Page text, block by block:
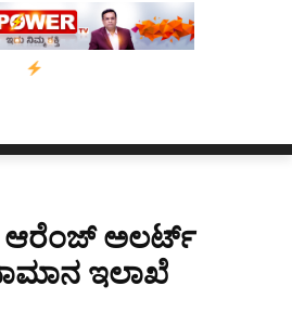
ಸಿಂಗ್ ಅವರ ಆಡಿಯೋ ಕ್ಲಿಪ್ ಅನ್ನು
ಆರೆಂಜ್ ಅಲರ್ಟ್​
ಇಲಾಖೆ